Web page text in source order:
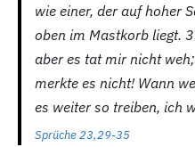
wie einer, der auf hoher
oben im Mastkorb liegt.
aber es tat mir nicht
merkte es nicht! Wann
es weiter so treiben, ich
Sprüche 23,29-35